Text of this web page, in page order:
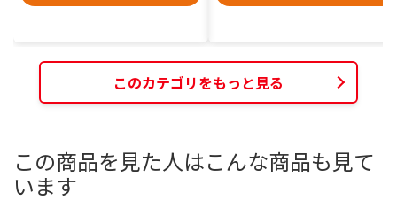
このカテゴリをもっと見る
この商品を見た人はこんな商品も見て
います